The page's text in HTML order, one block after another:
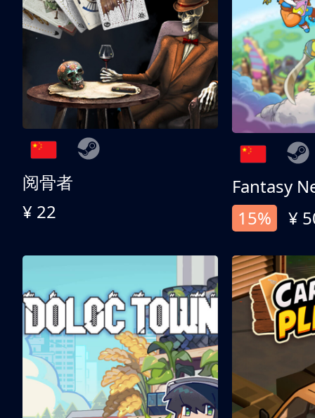
阅骨者
¥ 22
Fantasy
15%
¥